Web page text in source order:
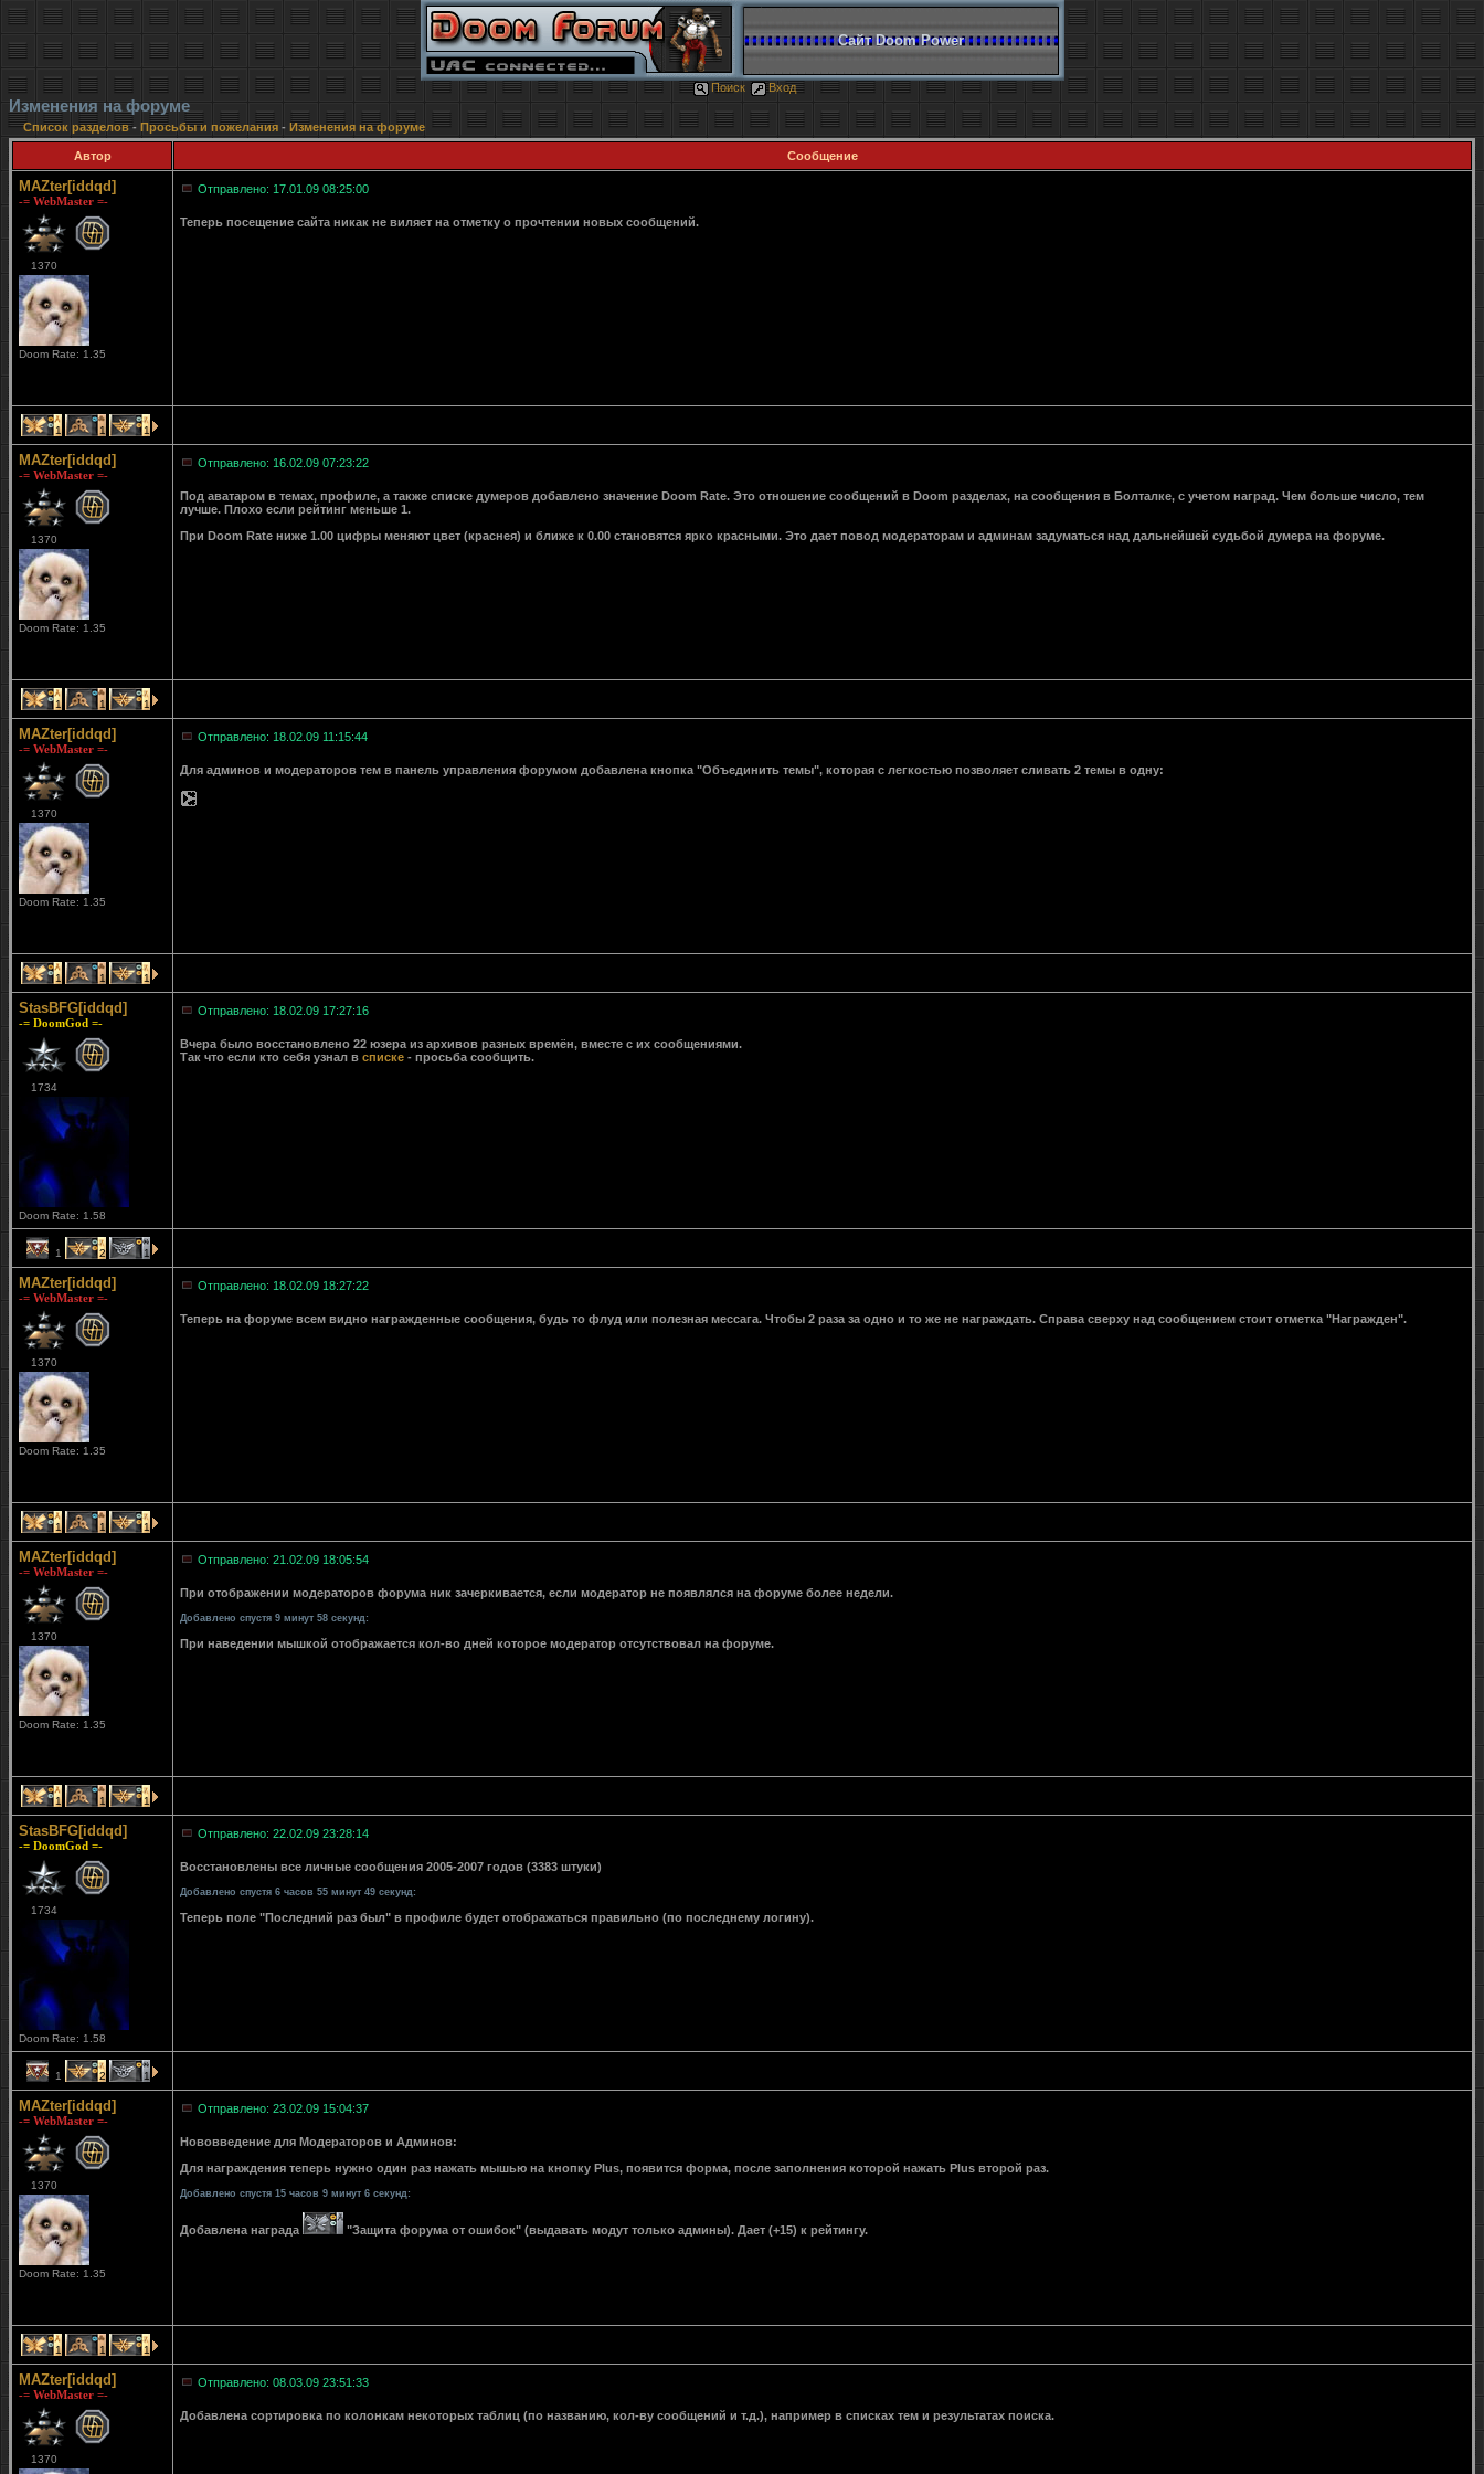
Сайт Doom Power
Поиск Вход
Изменения на форуме
Список разделов- Просьбы и пожелания - Изменения на форуме
Автор Сообщение
MAZter[iddqd]
-= WebMaster =-
1370
Doom Rate: 1.35
Отправлено: 17.01.09 08:25:00
Теперь посещение сайта никак не виляет на отметку о прочтении новых сообщений.
1 1 1
MAZter[iddqd]
-= WebMaster =-
1370
Doom Rate: 1.35
Отправлено: 16.02.09 07:23:22
Под аватаром в темах, профиле, а также списке думеров добавлено значение Doom Rate. Это отношение сообщений в Doom разделах, на сообщения в Болталке, с учетом наград. Чем больше число, тем
лучше. Плохо если рейтинг меньше 1.
При Doom Rate ниже 1.00 цифры меняют цвет (краснея) и ближе к 0.00 становятся ярко красными. Это дает повод модераторам и админам задуматься над дальнейшей судьбой думера на форуме.
1 1 1
MAZter[iddqd]
-= WebMaster =-
1370
Doom Rate: 1.35
Отправлено: 18.02.09 11:15:44
Для админов и модераторов тем в панель управления форумом добавлена кнопка "Объединить темы", которая с легкостью позволяет сливать 2 темы в одну:
1 1 1
StasBFG[iddqd]
-= DoomGod =-
1734
Doom Rate: 1.58
Отправлено: 18.02.09 17:27:16
Вчера было восстановлено 22 юзера из архивов разных времён, вместе с их сообщениями.
Так что если кто себя узнал в списке - просьба сообщить.
1 2 1
MAZter[iddqd]
-= WebMaster =-
1370
Doom Rate: 1.35
Отправлено: 18.02.09 18:27:22
Теперь на форуме всем видно награжденные сообщения, будь то флуд или полезная мессага. Чтобы 2 раза за одно и то же не награждать. Справа сверху над сообщением стоит отметка "Награжден".
1 1 1
MAZter[iddqd]
-= WebMaster =-
1370
Doom Rate: 1.35
Отправлено: 21.02.09 18:05:54
При отображении модераторов форума ник зачеркивается, если модератор не появлялся на форуме более недели.
Добавлено спустя 9 минут 58 секунд:
При наведении мышкой отображается кол-во дней которое модератор отсутствовал на форуме.
1 1 1
StasBFG[iddqd]
-= DoomGod =-
1734
Doom Rate: 1.58
Отправлено: 22.02.09 23:28:14
Восстановлены все личные сообщения 2005-2007 годов (3383 штуки)
Добавлено спустя 6 часов 55 минут 49 секунд:
Теперь поле "Последний раз был" в профиле будет отображаться правильно (по последнему логину).
1 2 1
MAZter[iddqd]
-= WebMaster =-
1370
Doom Rate: 1.35
Отправлено: 23.02.09 15:04:37
Нововведение для Модераторов и Админов:
Для награждения теперь нужно один раз нажать мышью на кнопку Plus, появится форма, после заполнения которой нажать Plus второй раз.
Добавлено спустя 15 часов 9 минут 6 секунд:
Добавлена награда "Защита форума от ошибок" (выдавать модут только админы). Дает (+15) к рейтингу.
1 1 1
MAZter[iddqd]
-= WebMaster =-
1370
Отправлено: 08.03.09 23:51:33
Добавлена сортировка по колонкам некоторых таблиц (по названию, кол-ву сообщений и т.д.), например в списках тем и результатах поиска.